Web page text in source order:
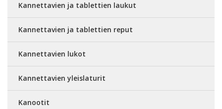
Kannettavien ja tablettien laukut
Kannettavien ja tablettien reput
Kannettavien lukot
Kannettavien yleislaturit
Kanootit